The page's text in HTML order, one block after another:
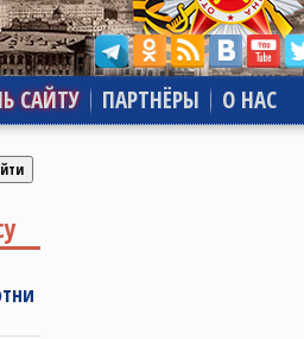
САЙТУ ПАРТНЁРЫ О НАС